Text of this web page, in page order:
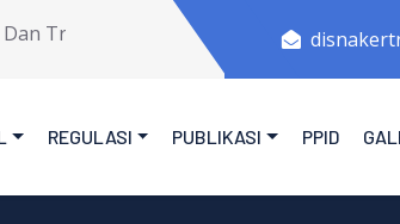
Transmigrasi Provinsi Jawa Tengah.
REGULASI PUBLIKASI PPID